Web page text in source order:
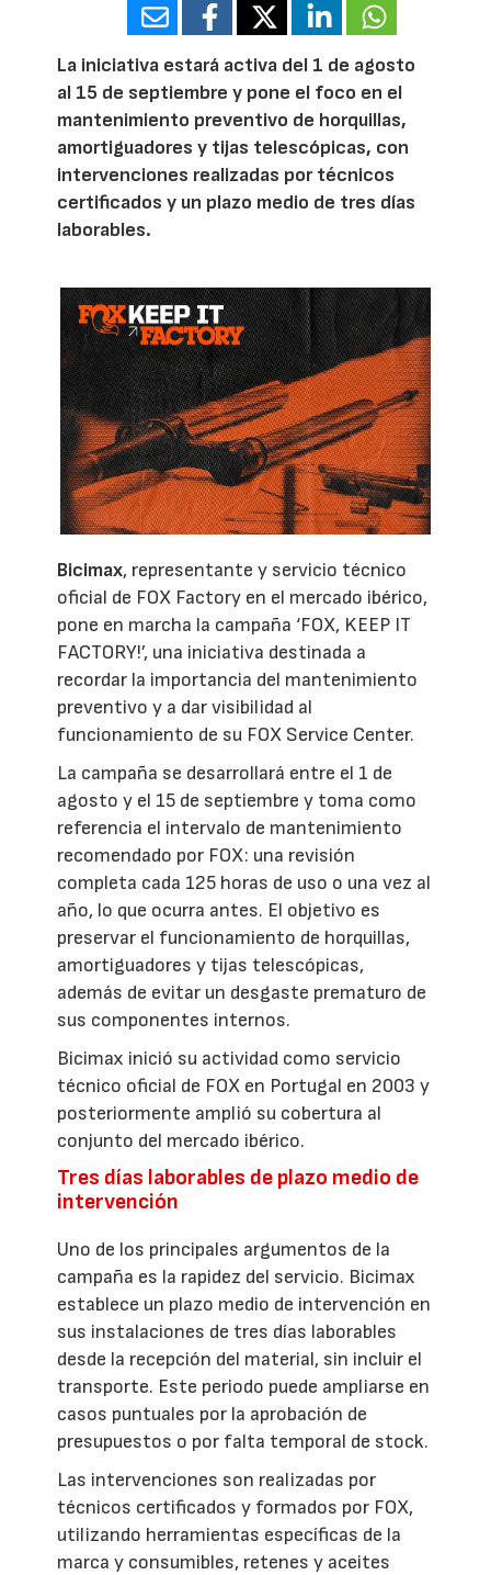
La iniciativa estará activa del 1 de agosto
al 15 de septiembre y pone el foco en el
mantenimiento preventivo de horquillas,
amortiguadores y tijas telescópicas, con
intervenciones realizadas por técnicos
certificados y un plazo medio de tres días
laborables.
Bicimax, representante y servicio técnico
oficial de FOX Factory en el mercado ibérico,
pone en marcha la campaña ‘FOX, KEEP IT
FACTORY!’, una iniciativa destinada a
recordar la importancia del mantenimiento
preventivo y a dar visibilidad al
funcionamiento de su FOX Service Center.
La campaña se desarrollará entre el 1 de
agosto y el 15 de septiembre y toma como
referencia el intervalo de mantenimiento
recomendado por FOX: una revisión
completa cada 125 horas de uso o una vez al
año, lo que ocurra antes. El objetivo es
preservar el funcionamiento de horquillas,
amortiguadores y tijas telescópicas,
además de evitar un desgaste prematuro de
sus componentes internos.
Bicimax inició su actividad como servicio
técnico oficial de FOX en Portugal en 2003 y
posteriormente amplió su cobertura al
conjunto del mercado ibérico.
Tres días laborables de plazo medio de
intervención
Uno de los principales argumentos de la
campaña es la rapidez del servicio. Bicimax
establece un plazo medio de intervención en
sus instalaciones de tres días laborables
desde la recepción del material, sin incluir el
transporte. Este periodo puede ampliarse en
casos puntuales por la aprobación de
presupuestos o por falta temporal de stock.
Las intervenciones son realizadas por
técnicos certificados y formados por FOX,
utilizando herramientas específicas de la
marca y consumibles, retenes y aceites